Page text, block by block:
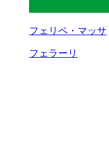
フェリペ・マッサ
フェラーリ